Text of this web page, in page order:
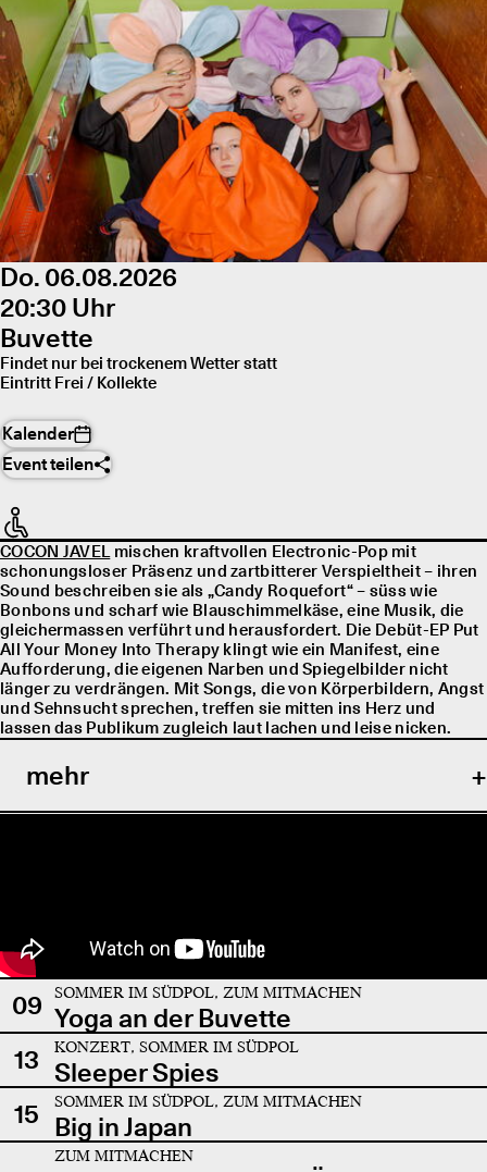
Do. 06.08.2026
20:30 Uhr
Buvette
Findet nur bei trockenem Wetter statt
Eintritt Frei / Kollekte
Kalender
Event teilen
COCON JAVELmischen kraftvollen Electronic-Pop mit
schonungsloser Präsenz und zartbitterer Verspieltheit – ihren
Sound beschreiben sie als „Candy Roquefort“ – süss wie
Bonbons und scharf wie Blauschimmelkäse, eine Musik, die
gleichermassen verführt und herausfordert. Die Debüt-EP Put
All Your Money Into Therapy klingt wie ein Manifest, eine
Aufforderung, die eigenen Narben und Spiegelbilder nicht
länger zu verdrängen. Mit Songs, die von Körperbildern, Angst
und Sehnsucht sprechen, treffen sie mitten ins Herz und
lassen das Publikum zugleich laut lachen und leise nicken.
mehr
09 SOMMER IM SÜDPOL, ZUM MITMACHEN
Yoga an der Buvette
13
KONZERT, SOMMER IM SÜDPOL
Sleeper Spies
15
SOMMER IM SÜDPOL, ZUM MITMACHEN
Big in Japan
ZUM MITMACHEN